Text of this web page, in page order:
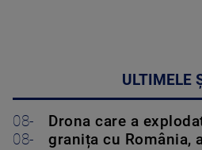
ULTIMELE
08-
08-
Drona care a
granița cu România,